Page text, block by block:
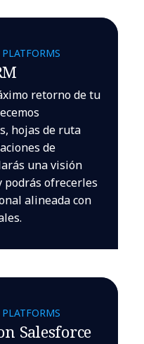
retorno de tu
hojas de ruta
de
una visión
ofrecerles
alineada con
Salesforce